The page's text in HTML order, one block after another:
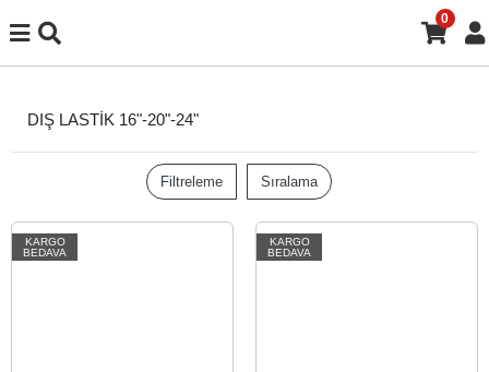
0
DIŞ LASTİK 16"-20"-24"
Filtreleme Sıralama
KARGO
BEDAVA
KARGO
BEDAVA